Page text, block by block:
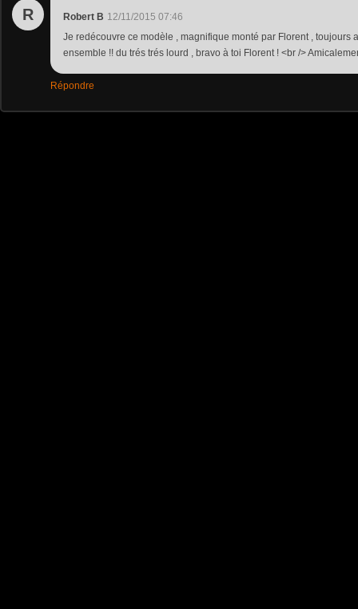
R Robert B 12/11/2015 07:46
Je redécouvre ce modèle , magnifique monté par Florent , toujours
ensemble !! du trés trés lourd , bravo à toi Florent ! <br />
Répondre